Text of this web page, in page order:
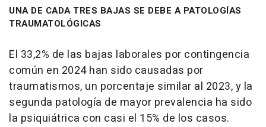
UNA DE CADA TRES BAJAS SE DEBE A PATOLOGÍAS
TRAUMATOLÓGICAS
El 33,2% de las bajas laborales por contingencia
común en 2024 han sido causadas por
traumatismos, un porcentaje similar al 2023, y la
segunda patología de mayor prevalencia ha sido
la psiquiátrica con casi el 15% de los casos.